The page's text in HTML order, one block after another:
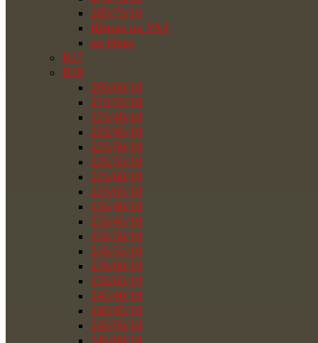
285/75/16
Шины на УАЗ
на Ниву
R17
R18
285/60/18
215/55/18
225/40/18
225/45/18
225/50/18
225/55/18
225/60/18
225/65/18
235/40/18
235/45/18
235/50/18
235/55/18
235/60/18
235/65/18
245/40/18
245/45/18
245/50/18
245/60/18